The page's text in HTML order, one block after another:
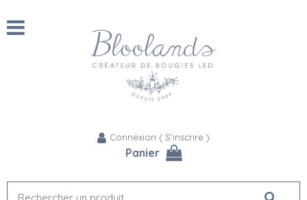
Connexion ( S'inscrire )
Panier